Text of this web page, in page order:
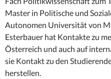
Master in Politische und
Autonomen Universität von
Esterbauer hat Kontakte zu
Österreich und auch auf
sie Kontakt zu den
herstellen.